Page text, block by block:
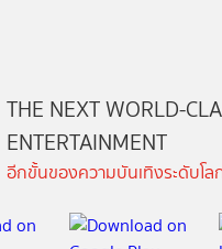
THE NEXT WORLD-
ENTERTAINMENT
อีกขั้นของความบันเทิงระดับโ